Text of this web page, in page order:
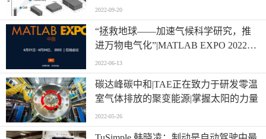
化基于模型的设计|MathWorks 数学计算
与自动化科技动态
2022-09-20
“拯救地球——加速气候科学研究，推
进万物电气化”|MATLAB EXPO 2022中
国用户大会将于在线上举行|MathWorks
数学计算与自动化科技动态
2022-06-13
碳达峰碳中和|TAE正在致力于研发零温
室气体排放的聚变能源|掌握太阳的力量
2022-05-26